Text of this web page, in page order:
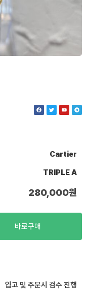
F
a
c
T
w
i
Y
o
u
T
e
l
Cartier
TRIPLE A
280,000원
바로구매
입고 및 주문시 검수 진행